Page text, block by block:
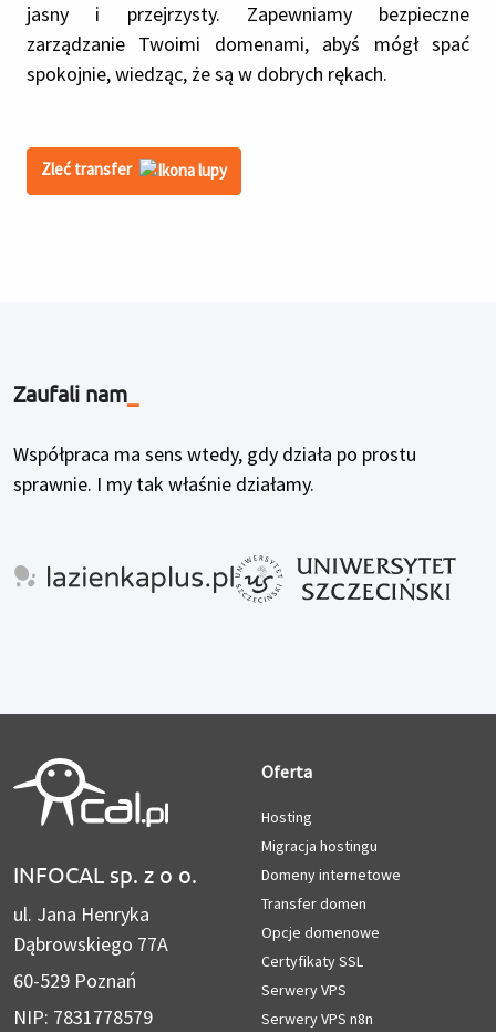
jasny i przejrzysty. Zapewniamy bezpieczne
zarządzanie Twoimi domenami, abyś mógł spać
spokojnie, wiedząc, że są w dobrych rękach.
Zleć transfer
Zaufali nam
Współpraca ma sens wtedy, gdy działa po prostu
sprawnie. I my tak właśnie działamy.
INFOCAL sp. z o o.
ul. Jana Henryka
Dąbrowskiego 77A
60-529 Poznań
NIP: 7831778579
Oferta
Hosting
Migracja hostingu
Domeny internetowe
Transfer domen
Opcje domenowe
Certyfikaty SSL
Serwery VPS
Serwery VPS n8n